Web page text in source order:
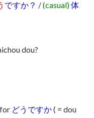
ですか？ /(casual)体
dou?
どうですか( = dou